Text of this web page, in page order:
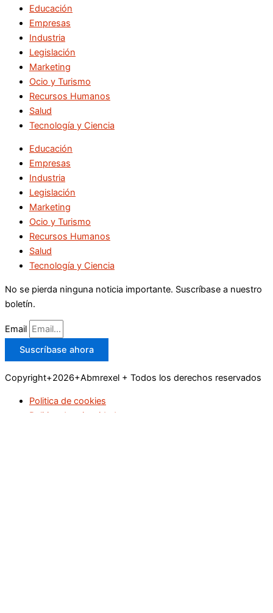
Educación
Empresas
Industria
Legislación
Marketing
Ocio y Turismo
Recursos Humanos
Salud
Tecnología y Ciencia
Educación
Empresas
Industria
Legislación
Marketing
Ocio y Turismo
Recursos Humanos
Salud
Tecnología y Ciencia
No se pierda ninguna noticia importante. Suscríbase a nuestro
boletín.
Email
Suscríbase ahora
Copyright+2026+Abmrexel + Todos los derechos reservados
Politica de cookies
Politica de privacidad